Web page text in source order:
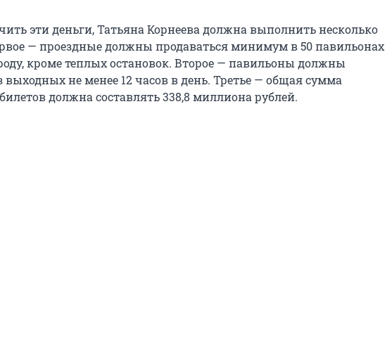
эти деньги, Татьяна Корнеева должна выполнить несколько
— проездные должны продаваться минимум в 50 павильонах
кроме теплых остановок. Второе — павильоны должны
выходных не менее 12 часов в день. Третье — общая сумма
должна составлять 338,8 миллиона рублей.